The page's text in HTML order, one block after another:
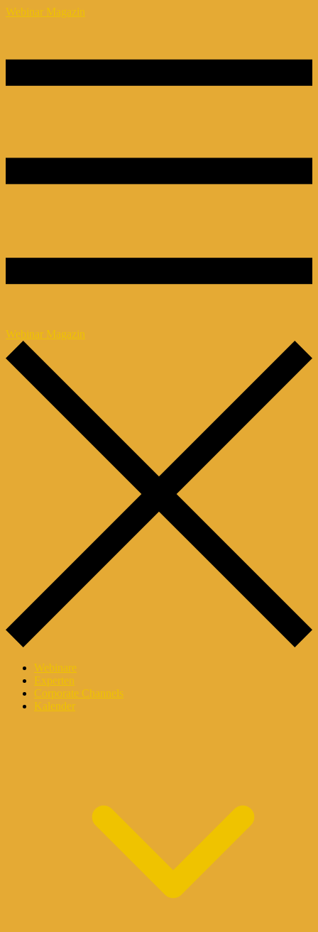
Webinar Magazin
Webinar Magazin
Webinare
Experten
Corporate Channels
Kalender